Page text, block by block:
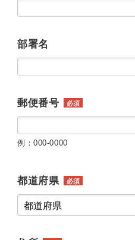
部署名
郵便番号 必須
例：000-0000
都道府県 必須